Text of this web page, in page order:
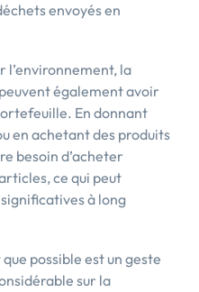
envoyés en
l’environnement, la
également avoir
En donnant
en achetant des produits
besoin d’acheter
ce qui peut
à long
possible est un geste
sur la